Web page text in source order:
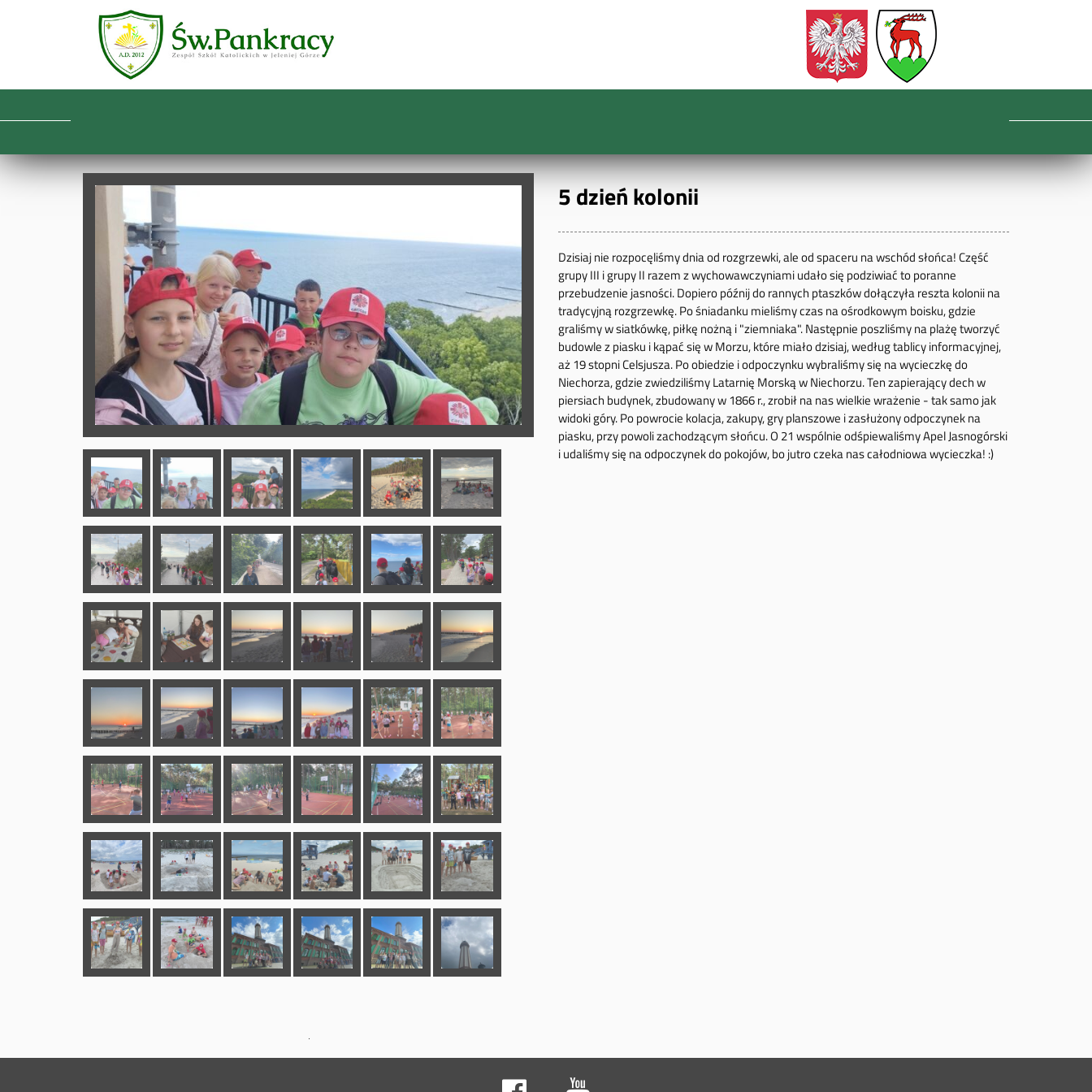
5 dzień kolonii
Dzisiaj nie rozpocęliśmy dnia od rozgrzewki, ale od spaceru na wschód słońca! Część
grupy III i grupy II razem z wychowawczyniami udało się podziwiać to poranne
przebudzenie jasności. Dopiero późnij do rannych ptaszków dołączyła reszta kolonii na
tradycyjną rozgrzewkę. Po śniadanku mieliśmy czas na ośrodkowym boisku, gdzie
graliśmy w siatkówkę, piłkę nożną i "ziemniaka". Następnie poszliśmy na plażę tworzyć
budowle z piasku i kąpać się w Morzu, które miało dzisiaj, według tablicy informacyjnej,
aż 19 stopni Celsjusza. Po obiedzie i odpoczynku wybraliśmy się na wycieczkę do
Niechorza, gdzie zwiedziliśmy Latarnię Morską w Niechorzu. Ten zapierający dech w
piersiach budynek, zbudowany w 1866 r., zrobił na nas wielkie wrażenie - tak samo jak
widoki góry. Po powrocie kolacja, zakupy, gry planszowe i zasłużony odpoczynek na
piasku, przy powoli zachodzącym słońcu. O 21 wspólnie odśpiewaliśmy Apel Jasnogórski
i udaliśmy się na odpoczynek do pokojów, bo jutro czeka nas całodniowa wycieczka! :)